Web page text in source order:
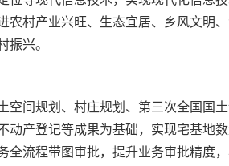
农村产业兴旺、生态宜居、乡风文明
振兴。
空间规划、村庄规划、第三次全国国
动产登记等成果为基础，实现宅基地
全流程带图审批，提升业务审批精度